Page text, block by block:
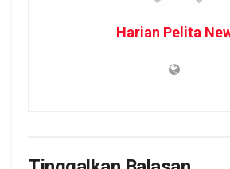
Harian Pelita